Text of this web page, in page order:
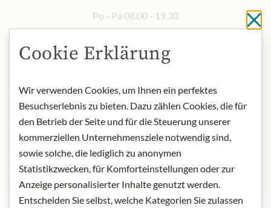
Po - Pá 08.00 - 19.30
So 09.00 - 18.00
Zavřeno: Neděle a svátky
Mimořádná otevírací doba ve Vídni v prosinci
23. 12.08.00 – 20.00
24. 12. 07.00 – 13.00
31. 12.08.00 – 16.00
Cookie Erklärung
Wir verwenden Cookies, um Ihnen ein perfektes
Besuchserlebnis zu bieten. Dazu zählen Cookies, die für
den Betrieb der Seite und für die Steuerung unserer
kommerziellen Unternehmensziele notwendig sind,
sowie solche, die lediglich zu anonymen
Statistikzwecken, für Komforteinstellungen oder zur
Anzeige personalisierter Inhalte genutzt werden.
Entscheiden Sie selbst, welche Kategorien Sie zulassen